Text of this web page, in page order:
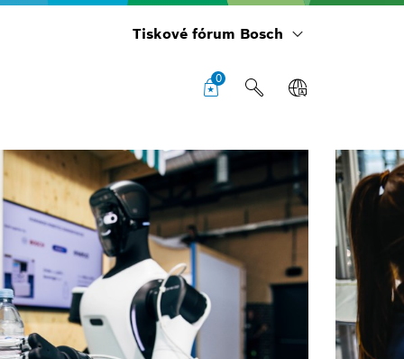
Tiskové fórum Bosch
0